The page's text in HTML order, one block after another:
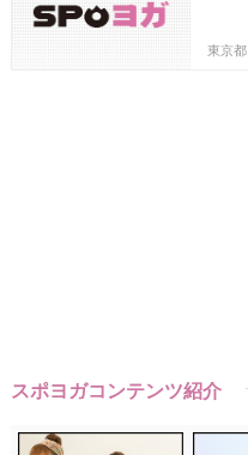
東京都
スポヨガコンテンツ紹介